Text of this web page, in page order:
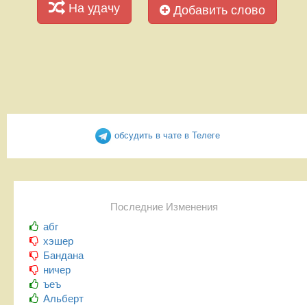
На удачу Добавить слово
обсудить в чате в Телеге
Последние Изменения
абг
хэшер
Бандана
ничер
ъеъ
Альберт